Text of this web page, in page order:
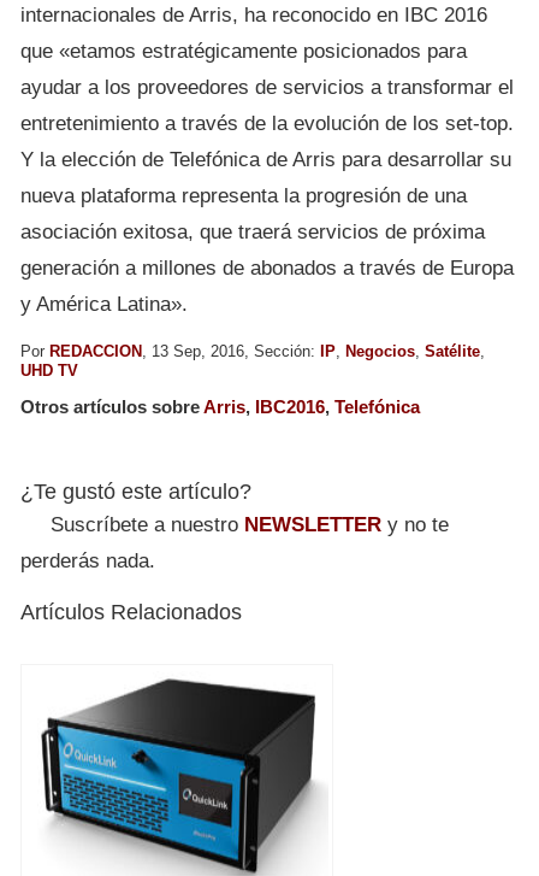
internacionales de Arris, ha reconocido en IBC 2016
que «etamos estratégicamente posicionados para
ayudar a los proveedores de servicios a transformar el
entretenimiento a través de la evolución de los set-top.
Y la elección de Telefónica de Arris para desarrollar su
nueva plataforma representa la progresión de una
asociación exitosa, que traerá servicios de próxima
generación a millones de abonados a través de Europa
y América Latina».
Por REDACCION , 13 Sep, 2016, Sección: IP, Negocios, Satélite,
UHD TV
Otros artículos sobreArris, IBC2016, Telefónica
¿Te gustó este artículo?
Suscríbete a nuestro NEWSLETTER y no te
perderás nada.
Artículos Relacionados